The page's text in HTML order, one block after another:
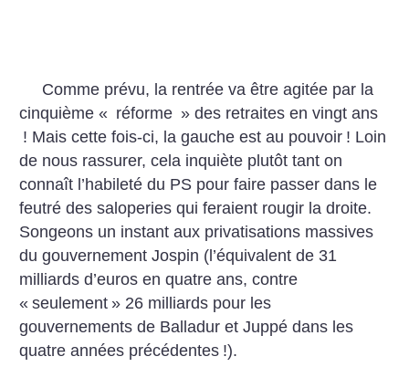
Comme prévu, la rentrée va être agitée par la
cinquième « réforme » des retraites en vingt ans
! Mais cette fois-ci, la gauche est au pouvoir ! Loin
de nous rassurer, cela inquiète plutôt tant on
connaît l’habileté du PS pour faire passer dans le
feutré des saloperies qui feraient rougir la droite.
Songeons un instant aux privatisations massives
du gouvernement Jospin (l’équivalent de 31
milliards d’euros en quatre ans, contre
« seulement » 26 milliards pour les
gouvernements de Balladur et Juppé dans les
quatre années précédentes !).